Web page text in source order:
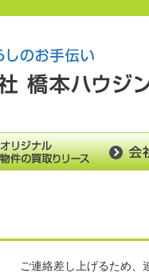
ご連絡差し上げるため、